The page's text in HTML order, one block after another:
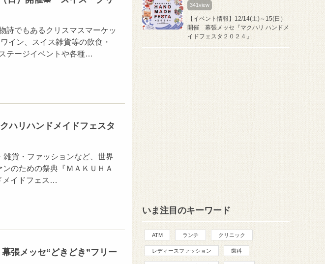
詩でもあるクリスマスマーケッ
イン、スイス雑貨等の飲食・
テージイベントや各種…
ハリハンドメイドフェスタ
貨・ファッションなど、世界
のための祭典『ＭＡＫＵＨＡ
メイドフェス…
張メッセ“どきどき”フリー
341view
【イベント情報】12/14(土)～15(日）
開催 幕張メッセ『マクハリ ハンドメ
イドフェスタ２０２４』
いま注目のキーワード
ATM ランチ クリニック
レディースファッション 歯科